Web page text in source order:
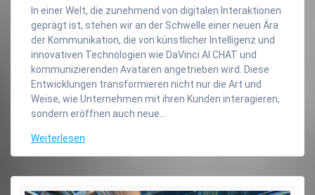
In einer Welt, die zunehmend von digitalen Interaktionen
geprägt ist, stehen wir an der Schwelle einer neuen Ära
der Kommunikation, die von künstlicher Intelligenz und
innovativen Technologien wie DaVinci AI CHAT und
kommunizierenden Avataren angetrieben wird. Diese
Entwicklungen transformieren nicht nur die Art und
Weise, wie Unternehmen mit ihren Kunden interagieren,
sondern eröffnen auch neue…
Weiterlesen